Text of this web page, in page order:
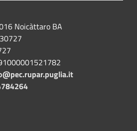
Noicàttaro BA